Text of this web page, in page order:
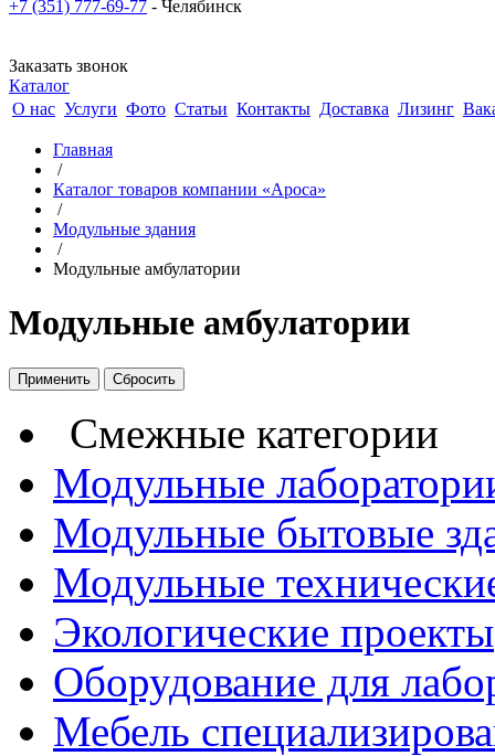
+7 (351) 777-69-77 - Челябинск
Заказать звонок
Каталог
О нас Услуги Фото Статьи Контакты Доставка Лизинг
Главная
/
Каталог товаров компании «Ароса»
/
Модульные здания
/
Модульные амбулатории
Модульные амбулатории
Смежные категории
Модульные
Модульные бытовые
Модульные
Экологические проекты
Оборудование для
Мебель